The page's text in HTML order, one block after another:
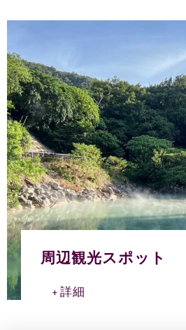
周辺観光スポット
詳細